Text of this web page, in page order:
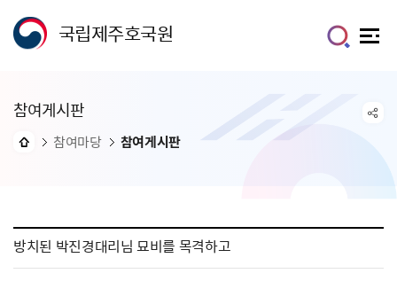
국립제주호국원
참여게시판
참여마당 참여게시판
방치된 박진경대리님 묘비를 목격하고